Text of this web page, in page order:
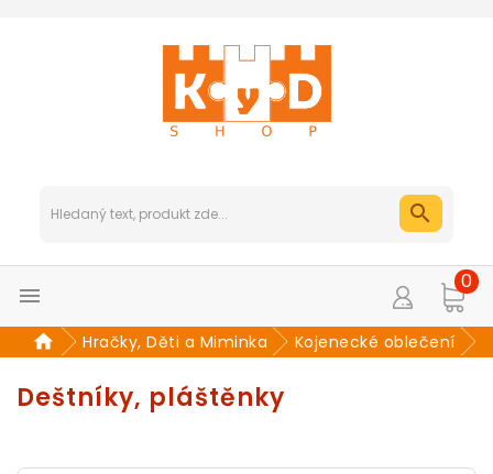

0
Hračky, Děti a Miminka Kojenecké oblečení
Deštníky, pláštěnky